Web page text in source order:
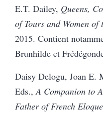
E.T. Dailey, Queens,
of Tours and Women
2015. Contient
Brunhilde et
Daisy Delogu, Joan E.
Eds.,A Companion to
Father of French